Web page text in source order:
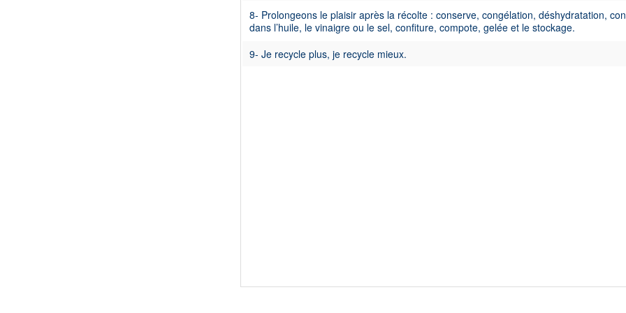
8- Prolongeons le plaisir après la récolte : conserve, congélation, déshydratation,
dans l’huile, le vinaigre ou le sel, confiture, compote, gelée et le stockage.
9- Je recycle plus, je recycle mieux.